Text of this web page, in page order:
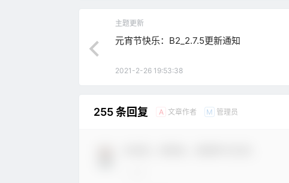
主题更新
元宵节快乐：B2_2.7.5更新通知
2021-2-26 19:53:38
255 条回复 A 文章作者 M 管理员